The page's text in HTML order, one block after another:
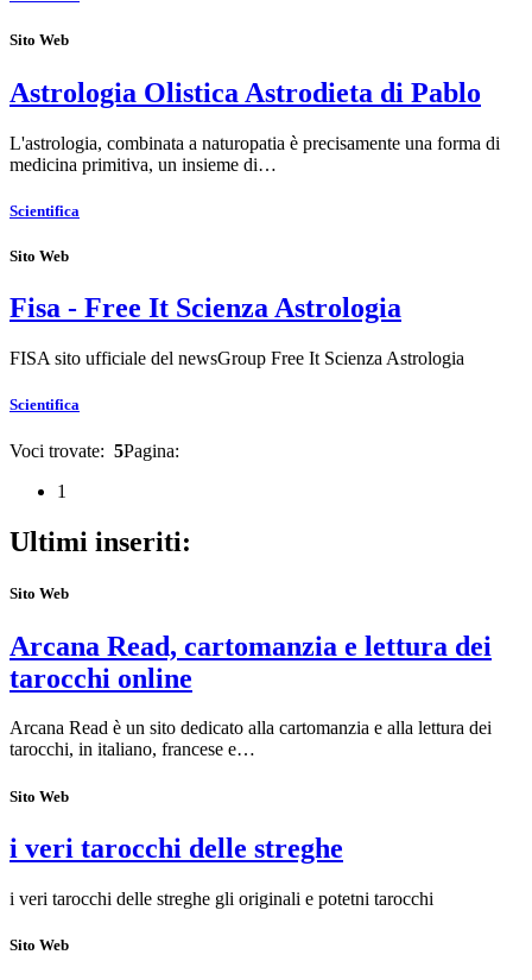
Sito Web
Astrologia Olistica Astrodieta di Pablo
L'astrologia, combinata a naturopatia è precisamente una forma di
medicina primitiva, un insieme di…
Scientifica
Sito Web
Fisa - Free It Scienza Astrologia
FISA sito ufficiale del newsGroup Free It Scienza Astrologia
Scientifica
Voci trovate: 5Pagina:
1
Ultimi inseriti:
Sito Web
Arcana Read, cartomanzia e lettura dei
tarocchi online
Arcana Read è un sito dedicato alla cartomanzia e alla lettura dei
tarocchi, in italiano, francese e…
Sito Web
i veri tarocchi delle streghe
i veri tarocchi delle streghe gli originali e potetni tarocchi
Sito Web